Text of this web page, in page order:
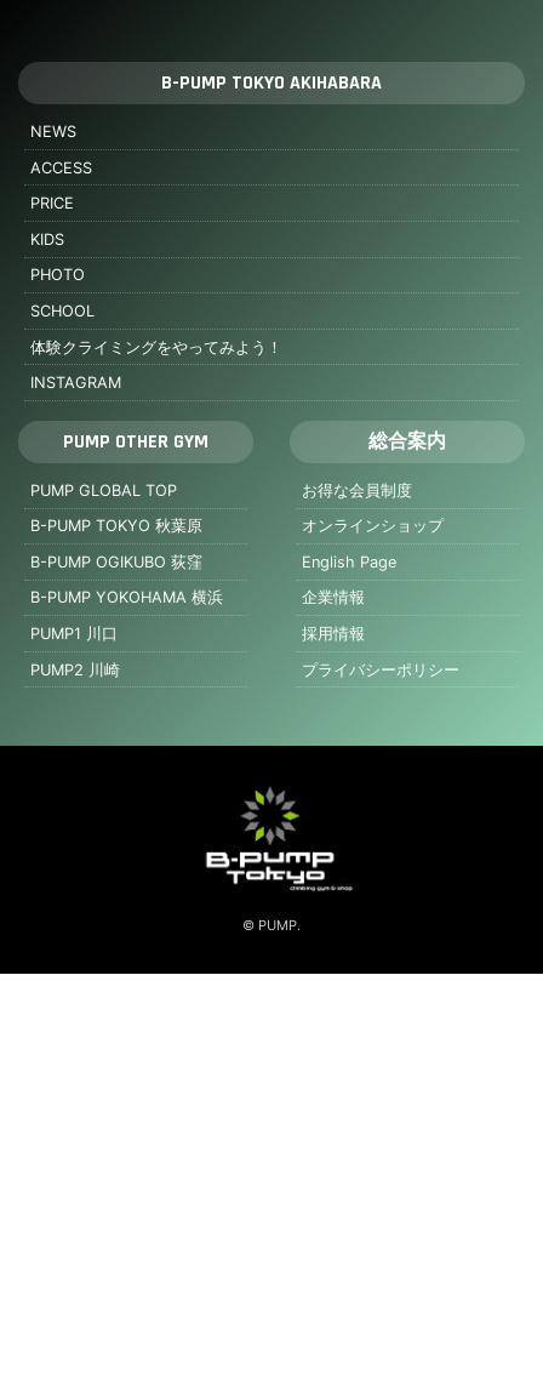
B-PUMP TOKYO AKIHABARA
NEWS
ACCESS
PRICE
KIDS
PHOTO
SCHOOL
体験クライミングをやってみよう！
INSTAGRAM
PUMP OTHER GYM
PUMP GLOBAL TOP
B-PUMP TOKYO 秋葉原
B-PUMP OGIKUBO 荻窪
B-PUMP YOKOHAMA 横浜
PUMP1 川口
PUMP2 川崎
総合案内
お得な会員制度
オンラインショップ
English Page
企業情報
採用情報
プライバシーポリシー
© PUMP.